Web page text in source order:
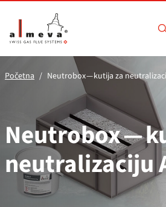
Početna Neutrobox — kutija za
Neutrobox —
neutralizaciju